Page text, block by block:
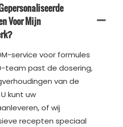
Voor Mijn
service voor formules
team past de dosering,
van de
kunt uw
of wij
recepten speciaal